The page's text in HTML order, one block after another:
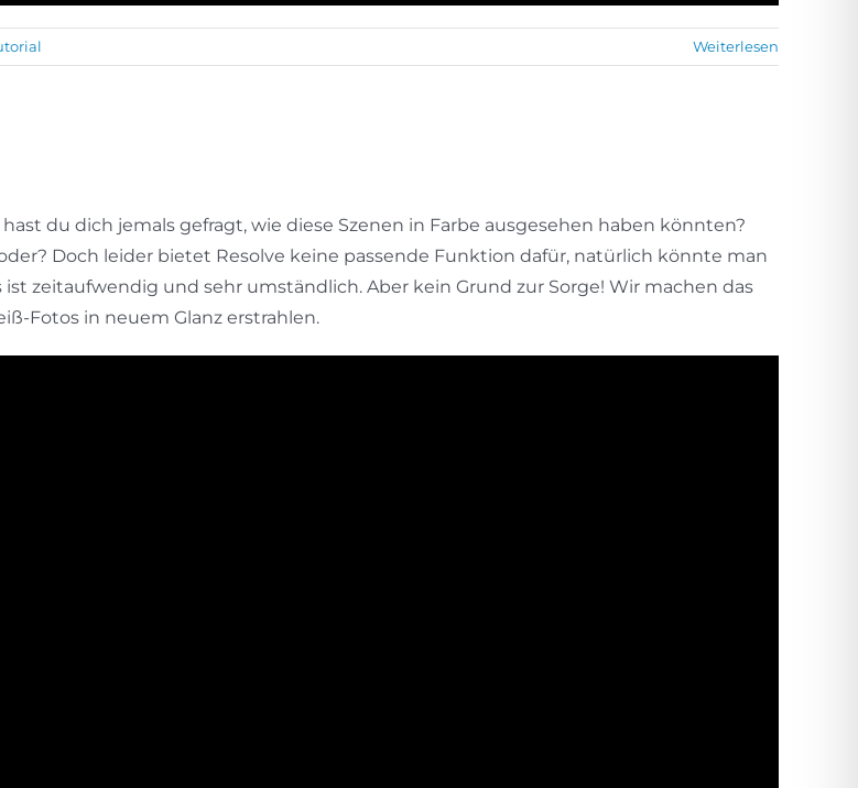
Weiterlesen
du dich jemals gefragt, wie diese Szenen in Farbe ausgesehen haben könnten?
Doch leider bietet Resolve keine passende Funktion dafür, natürlich könnte man
zeitaufwendig und sehr umständlich. Aber kein Grund zur Sorge! Wir machen das
Fotos in neuem Glanz erstrahlen.